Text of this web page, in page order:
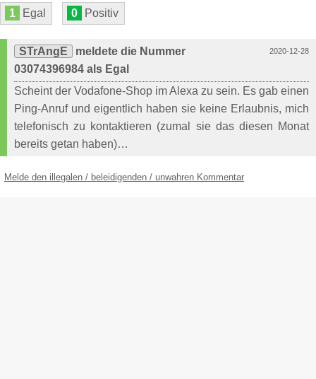
1 Egal 0 Positiv
2020-12-28
STrAngE
meldete die Nummer
03074396984 als Egal
Scheint der Vodafone-Shop im Alexa zu sein. Es gab einen
Ping-Anruf und eigentlich haben sie keine Erlaubnis, mich
telefonisch zu kontaktieren (zumal sie das diesen Monat
bereits getan haben)…
Melde den illegalen / beleidigenden / unwahren Kommentar